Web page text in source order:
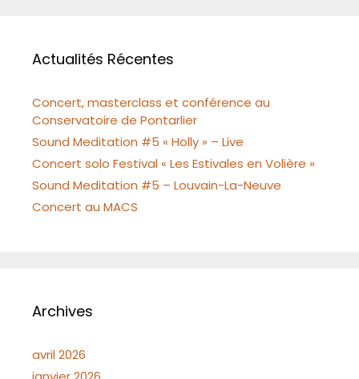
Actualités Récentes
Concert, masterclass et conférence au
Conservatoire de Pontarlier
Sound Meditation #5 « Holly » – Live
Concert solo Festival « Les Estivales en Volière »
Sound Meditation #5 – Louvain-La-Neuve
Concert au MACS
Archives
avril 2026